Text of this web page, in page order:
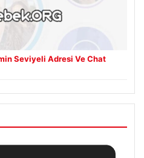
Seviyeli Adresi Ve Chat